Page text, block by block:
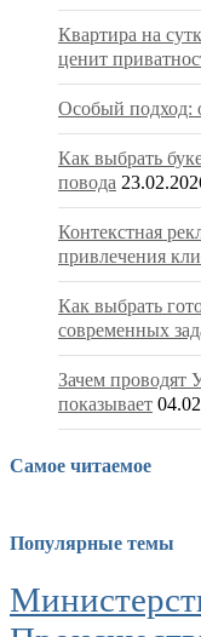
Квартира на
ценит
Особый подход:
Как выбрать
повода
Контекстная
привлечения
Как выбрать
современных
Зачем проводят
показывает
Самое читаемое
Популярные темы